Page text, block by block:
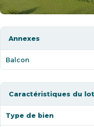
Annexes
Balcon
Caractéristiques du lot
Type de bien